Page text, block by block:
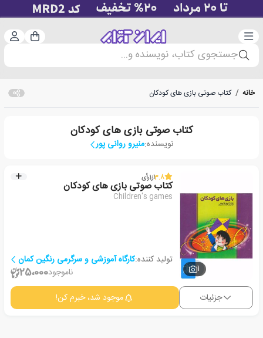
دسته‌بندی سبد
جستجوی کتاب، نویسنده و...
خانه / کتاب صوتی بازی های کودکان
کتاب صوتی بازی های کودکان
نویسنده:منیرو روانی پور
1
3.8از1رأی
کتاب صوتی بازی های کودکان
Children's games
تولید کننده:کارگاه آموزشی و سرگرمی رنگین کمان
ناموجود25،000
جزئیات موجود شد، خبرم کن!